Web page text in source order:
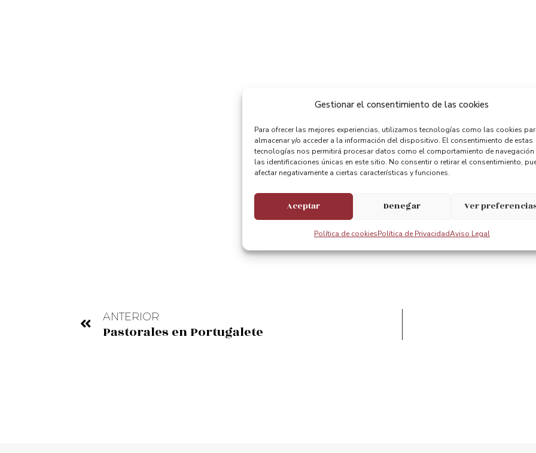
Gestionar el consentimiento de las cookies
Para ofrecer las mejores experiencias, utilizamos tecnologías como las cookies
almacenar y/o acceder a la información del dispositivo. El consentimiento de estas
tecnologías nos permitirá procesar datos como el comportamiento de navegación
las identificaciones únicas en este sitio. No consentir o retirar el consentimiento,
afectar negativamente a ciertas características y funciones.
Aceptar Denegar Ver
Política de cookiesPolítica de PrivacidadAviso Legal
Compartir:
ANTERIOR
Pastorales en Portugalete